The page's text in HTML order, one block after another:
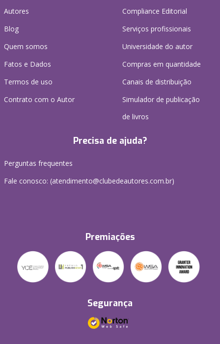
Autores
Blog
Quem somos
Fatos e Dados
Termos de uso
Contrato com o Autor
Compliance Editorial
Serviços profissionais
Universidade do autor
Compras em quantidade
Canais de distribuição
Simulador de publicação
de livros
Precisa de ajuda?
Perguntas frequentes
Fale conosco: (atendimento@clubedeautores.com.br)
Premiações
Segurança